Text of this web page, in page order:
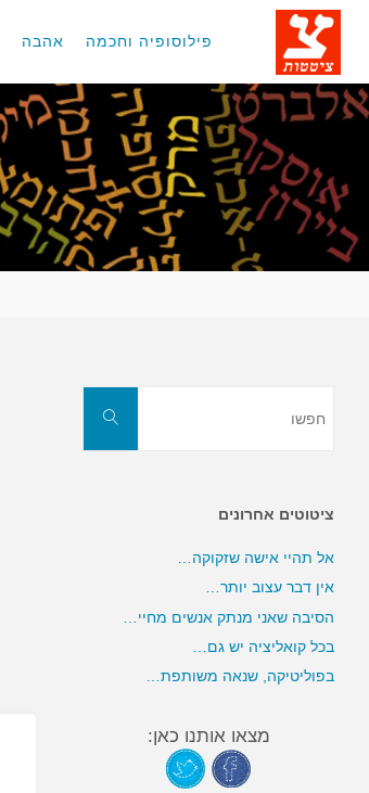
דלגו
פילוסופיה וחכמה אהבה
חפשו
ציטוטים אחרונים
אל תהיי אישה שזקוקה…
אין דבר עצוב יותר…
הסיבה שאני מנתק אנשים מחיי…
בכל קואליציה יש גם…
בפוליטיקה, שנאה משותפת…
מצאו אותנו כאן: